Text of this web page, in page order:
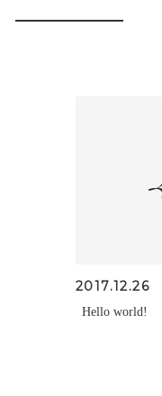
2017.12.26
Hello world!